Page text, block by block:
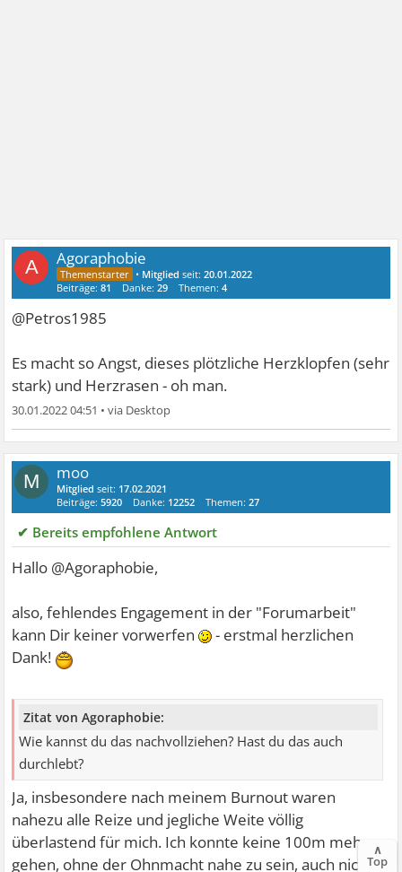
A Agoraphobie
• Mitglied seit:20.01.2022
Beiträge:81 Danke:29 Themen:4
@Petros1985
Es macht so Angst, dieses plötzliche Herzklopfen (sehr
stark) und Herzrasen - oh man.
30.01.2022 04:51 •
M moo
Mitglied seit: 17.02.2021
Beiträge:5920 Danke: 12252 Themen:27
✔ Bereits empfohlene Antwort
Hallo @Agoraphobie,
also, fehlendes Engagement in der "Forumarbeit"
kann Dir keiner vorwerfen
- erstmal herzlichen
Dank!
Zitat von Agoraphobie:
Wie kannst du das nachvollziehen? Hast du das auch
durchlebt?
Ja, insbesondere nach meinem Burnout waren
nahezu alle Reize und jegliche Weite völlig
überlastend für mich. Ich konnte keine 100m mehr
gehen, ohne der Ohnmacht nahe zu sein, auch nicht in
∧
Top